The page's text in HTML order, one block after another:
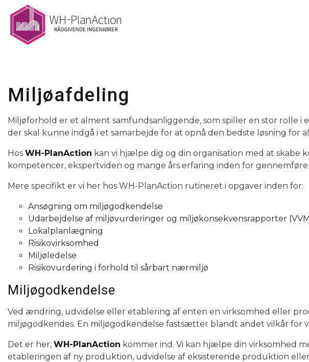
hovedindhold
Miljøafdeling
Miljøforhold er et alment samfundsanliggende, som spiller en stor rolle
der skal kunne indgå i et samarbejde for at opnå den bedste løsning for
Hos WH-PlanAction kan vi hjælpe dig og din organisation med at
kompetencer, ekspertviden og mange års erfaring inden for
Mere specifikt er vi her hos WH-PlanAction rutineret i opgaver inden for:
Ansøgning om miljøgodkendelse
Udarbejdelse af miljøvurderinger og miljøkonsekvensrapporter
Lokalplanlægning
Risikovirksomhed
Miljøledelse
Risikovurdering i forhold til sårbart nærmiljø
Miljøgodkendelse
Ved ændring, udvidelse eller etablering af enten en virksomhed eller
miljøgodkendes. En miljøgodkendelse fastsætter blandt andet vilkår for
Det er her, WH-PlanAction kommer ind. Vi kan hjælpe din virksomhed
etableringen af ny produktion, udvidelse af eksisterende produktion